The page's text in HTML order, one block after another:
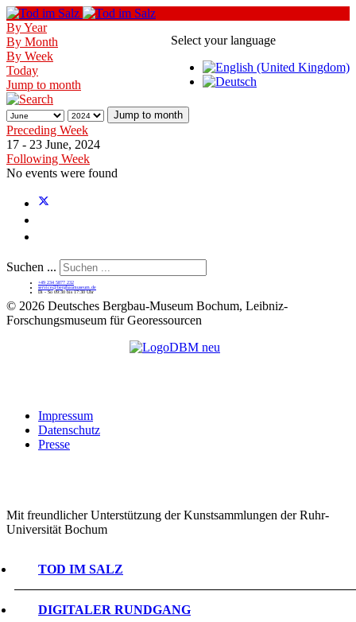
Select your language
By Year
By Month
By Week
Today
Jump to month
Jump to month
Preceding Week
17 - 23 June, 2024
Following Week
No events were found
Suchen ...
+49 234 5877 232
service@bergbaumuseum.de
Di - So 09:30 bis 17:30 Uhr
© 2026 Deutsches Bergbau-Museum Bochum, Leibniz-
Forschungsmuseum für Georessourcen
Impressum
Datenschutz
Presse
Mit freundlicher Unterstützung der Kunstsammlungen der Ruhr-
Universität Bochum
TOD IM SALZ
DIGITALER RUNDGANG